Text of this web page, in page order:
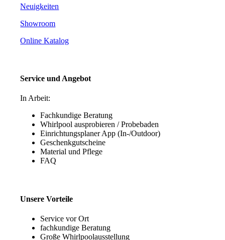
Neuigkeiten
Showroom
Online Katalog
Service und Angebot
In Arbeit:
Fachkundige Beratung
Whirlpool ausprobieren / Probebaden
Einrichtungsplaner App (In-/Outdoor)
Geschenkgutscheine
Material und Pflege
FAQ
Unsere Vorteile
Service vor Ort
fachkundige Beratung
Große Whirlpoolausstellung